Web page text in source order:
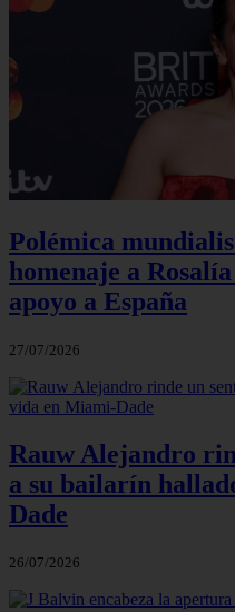
Polémica
homenaje a
apoyo a España
27/07/2026
Rauw Alejandro
a su bailarín
Dade
26/07/2026